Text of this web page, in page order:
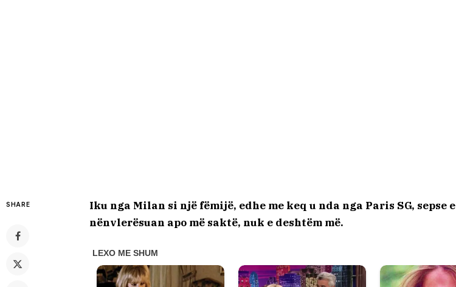
SHARE
Iku nga Milan si një fëmijë, edhe me keq u nda nga Paris SG, sepse e
nënvlerësuan apo më saktë, nuk e deshtëm më.